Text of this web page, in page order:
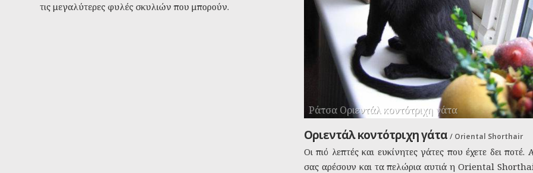
τις μεγαλύτερες φυλές σκυλιών που μπορούν.
Ράτσα Οριεντάλ κοντότριχη γάτα
Οριεντάλ κοντότριχη γάτα / Oriental Shorthair
Οι πιό λεπτές και ευκίνητες γάτες που έχετε δει ποτέ.
σας αρέσουν και τα πελώρια αυτιά η Oriental